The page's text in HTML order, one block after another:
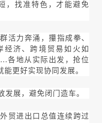
，找准特色，才能避免
活力奔涌，攥指成拳、
经济、跨境贸易如火如
各地从实际出发，抢位
更好实现协同发展。
发展，避免闭门造车。
贸进出口总值连续跨过